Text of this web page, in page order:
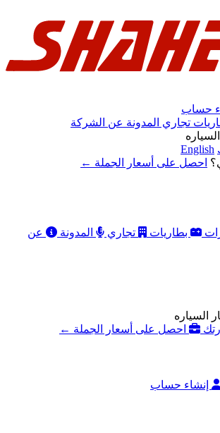
حساب
تجاري المدونة عن الشركة
English
احصل على أسعار الجملة ←
بطاريات تجاري المدونة
عن
السياره
احصل على أسعار الجملة ←
إنشاء حساب